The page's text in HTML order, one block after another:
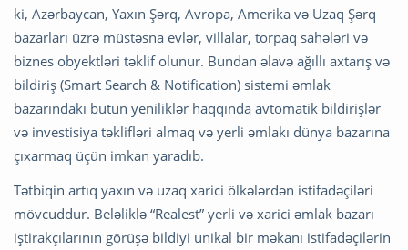
ki, Azərbaycan, Yaxın Şərq, Avropa, Amerika və Uzaq Şərq
bazarları üzrə müstəsna evlər, villalar, torpaq sahələri və
biznes obyektləri təklif olunur. Bundan əlavə ağıllı axtarış və
bildiriş (Smart Search & Notification) sistemi əmlak
bazarındakı bütün yeniliklər haqqında avtomatik bildirişlər
və investisiya təklifləri almaq və yerli əmlakı dünya bazarına
çıxarmaq üçün imkan yaradıb.
Tətbiqin artıq yaxın və uzaq xarici ölkələrdən istifadəçiləri
mövcuddur. Beləliklə “Realest” yerli və xarici əmlak bazarı
iştirakçılarının görüşə bildiyi unikal bir məkanı istifadəçilərin